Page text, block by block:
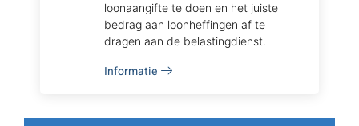
loonaangifte te doen en het juiste
bedrag aan loonheffingen af te
dragen aan de belastingdienst.
Informatie